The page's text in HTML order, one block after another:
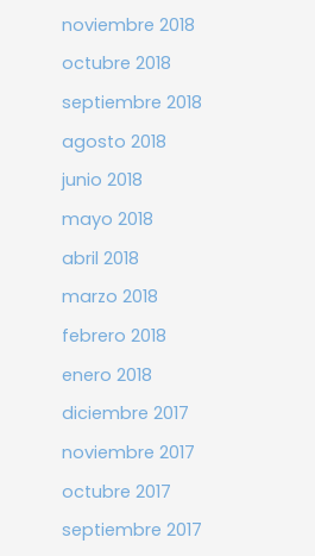
noviembre 2018
octubre 2018
septiembre 2018
agosto 2018
junio 2018
mayo 2018
abril 2018
marzo 2018
febrero 2018
enero 2018
diciembre 2017
noviembre 2017
octubre 2017
septiembre 2017